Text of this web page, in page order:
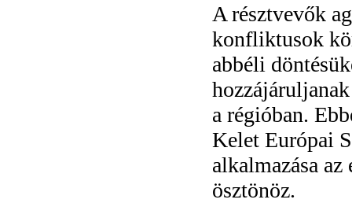
A résztvevők
konfliktusok
abbéli
a régióban.
Kelet Európai
alkalmazása
ösztönöz.